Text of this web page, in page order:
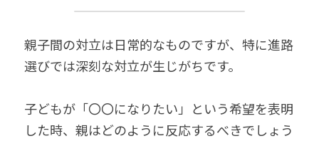
親子間の対立は日常的なものですが、特に進路
選びでは深刻な対立が生じがちです。
子どもが「〇〇になりたい」という希望を表明
した時、親はどのように反応するべきでしょう